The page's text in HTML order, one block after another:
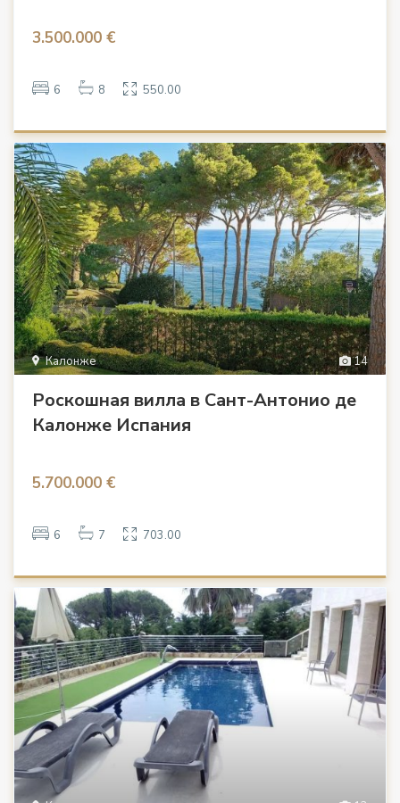
3.500.000 €
6 8 550.00
14
Калонже
Роскошная вилла в Сант-Антонио де
Калонже Испания
5.700.000 €
6 7 703.00